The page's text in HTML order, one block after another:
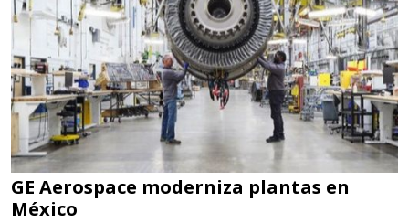
GE Aerospace moderniza plantas en
México